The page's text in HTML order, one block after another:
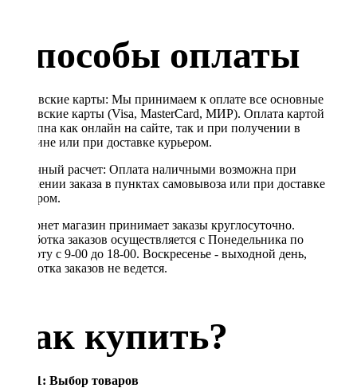
Способы оплаты
Банковские карты: Мы принимаем к оплате все основные
банковские карты (Visa, MasterCard, МИР). Оплата картой
доступна как онлайн на сайте, так и при получении в
магазине или при доставке курьером.
Наличный расчет: Оплата наличными возможна при
получении заказа в пунктах самовывоза или при доставке
курьером.
Интернет магазин принимает заказы круглосуточно.
Обработка заказов осуществляется с Понедельника по
Субботу с 9-00 до 18-00. Воскресенье - выходной день,
обработка заказов не ведется.
Как купить?
Шаг 1: Выбор товаров